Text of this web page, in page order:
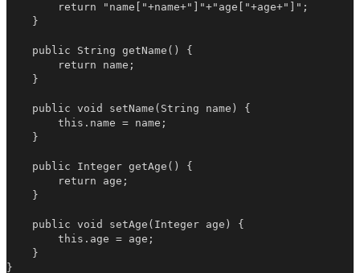
        return "name["+name+"]"+"age["+age+"]";
    }
    public String getName() {
        return name;
    }
    public void setName(String name) {
        this.name = name;
    }
    public Integer getAge() {
        return age;
    }
    public void setAge(Integer age) {
        this.age = age;
    }